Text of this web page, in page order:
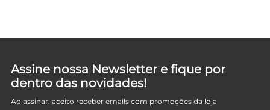
Assine nossa Newsletter e fique por
dentro das novidades!
Ao assinar, aceito receber emails com promoções da loja